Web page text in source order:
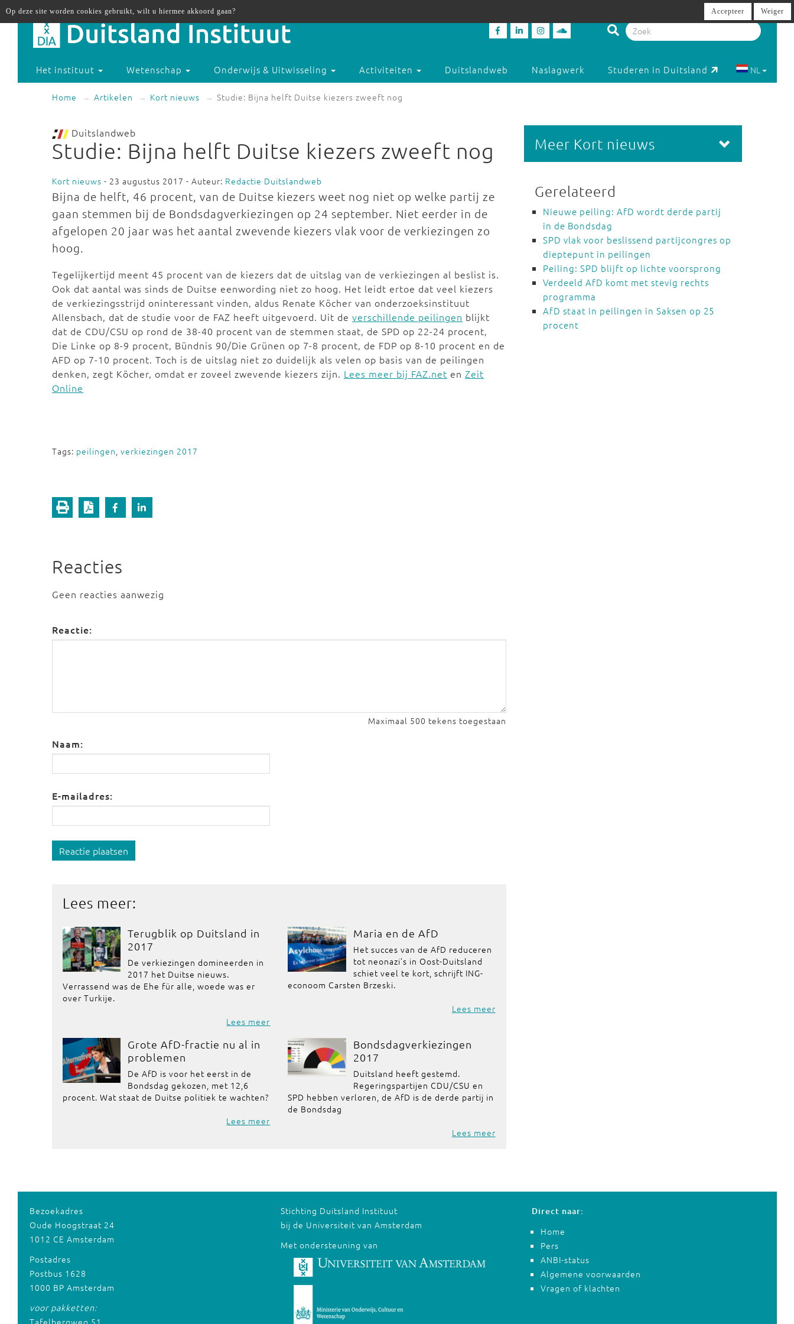
Het instituut Wetenschap Onderwijs & Uitwisseling Activiteiten Duitslandweb Naslagwerk Studeren in Duitsland NL
Home Artikelen Kort nieuws Studie: Bijna helft Duitse kiezers zweeft nog
Duitslandweb
Studie: Bijna helft Duitse kiezers zweeft nog
Kort nieuws - 23 augustus 2017 - Auteur: Redactie Duitslandweb
Bijna de helft, 46 procent, van de Duitse kiezers weet nog niet op welke partij ze
gaan stemmen bij de Bondsdagverkiezingen op 24 september. Niet eerder in de
afgelopen 20 jaar was het aantal zwevende kiezers vlak voor de verkiezingen zo
hoog.
Tegelijkertijd meent 45 procent van de kiezers dat de uitslag van de verkiezingen al beslist is.
Ook dat aantal was sinds de Duitse eenwording niet zo hoog. Het leidt ertoe dat veel kiezers
de verkiezingsstrijd oninteressant vinden, aldus Renate Köcher van onderzoeksinstituut
Allensbach, dat de studie voor de FAZ heeft uitgevoerd. Uit de verschillende peilingen blijkt
dat de CDU/CSU op rond de 38-40 procent van de stemmen staat, de SPD op 22-24 procent,
Die Linke op 8-9 procent, Bündnis 90/Die Grünen op 7-8 procent, de FDP op 8-10 procent en de
AFD op 7-10 procent. Toch is de uitslag niet zo duidelijk als velen op basis van de peilingen
denken, zegt Köcher, omdat er zoveel zwevende kiezers zijn. Lees meer bij FAZ.net en Zeit
Online
Tags: peilingen, verkiezingen 2017
Reacties
Geen reacties aanwezig
Reactie:
Maximaal 500 tekens toegestaan
Naam:
E-mailadres:
Reactie plaatsen
Lees meer:
Terugblik op Duitsland in
2017
De verkiezingen domineerden in
2017 het Duitse nieuws.
Verrassend was de Ehe für alle, woede was er
over Turkije.
Lees meer
Maria en de AfD
Het succes van de AfD reduceren
tot neonazi’s in Oost-Duitsland
schiet veel te kort, schrijft ING-
econoom Carsten Brzeski.
Lees meer
Grote AfD-fractie nu al in
problemen
De AfD is voor het eerst in de
Bondsdag gekozen, met 12,6
procent. Wat staat de Duitse politiek te wachten?
Lees meer
Bondsdagverkiezingen
2017
Duitsland heeft gestemd.
Regeringspartijen CDU/CSU en
SPD hebben verloren, de AfD is de derde partij in
de Bondsdag
Lees meer
Meer Kort nieuws
Gerelateerd
Nieuwe peiling: AfD wordt derde partij
in de Bondsdag
SPD vlak voor beslissend partijcongres op
dieptepunt in peilingen
Peiling: SPD blijft op lichte voorsprong
Verdeeld AfD komt met stevig rechts
programma
AfD staat in peilingen in Saksen op 25
procent
Bezoekadres
Oude Hoogstraat 24
1012 CE Amsterdam
Postadres
Postbus 1628
1000 BP Amsterdam
voor pakketten:
Tafelbergweg 51
Stichting Duitsland Instituut
bij de Universiteit van Amsterdam
Met ondersteuning van
Direct naar:
Home
Pers
ANBI-status
Algemene voorwaarden
Vragen of klachten
Op deze site worden cookies gebruikt, wilt u hiermee akkoord gaan? Accepteer Weiger